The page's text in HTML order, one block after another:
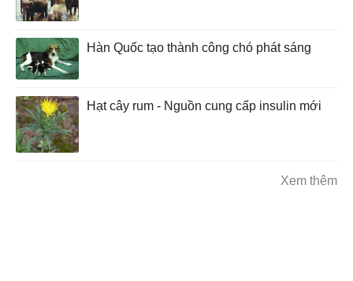
Hàn Quốc tạo thành công chó phát sáng
Hạt cây rum - Nguồn cung cấp insulin mới
Xem thêm